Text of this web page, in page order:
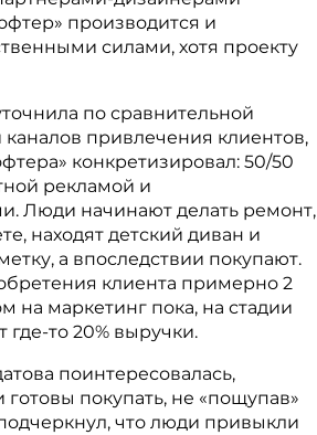
производится и
силами, хотя проекту
по сравнительной
привлечения клиентов,
конкретизировал: 50/50
рекламой и
Люди начинают делать ремонт,
находят детский диван и
а впоследствии покупают.
клиента примерно 2
на маркетинг пока, на стадии
где-то 20% выручки.
поинтересовалась,
готовы покупать, не «пощупав»
что люди привыкли